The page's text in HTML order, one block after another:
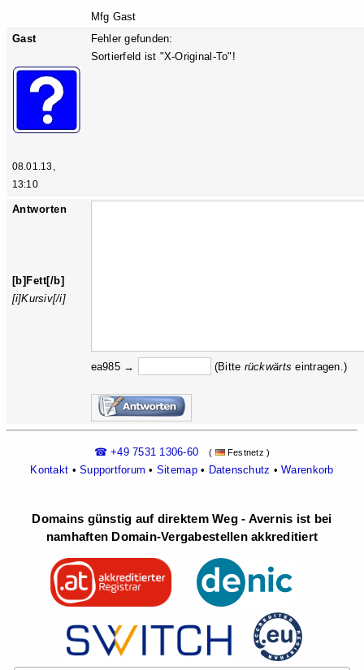
Mfg Gast
Gast
08.01.13,
13:10
Fehler gefunden:
Sortierfeld ist "X-Original-To"!
Antworten
[b]Fett[/b]
[i]Kursiv[/i]
ea985 → (Bitte rückwärts eintragen.)
☎ +49 7531 1306-60 ( Festnetz )
Kontakt •Supportforum • Sitemap• Datenschutz •Warenkorb
Domains günstig auf direktem Weg - Avernis ist bei
namhaften Domain-Vergabestellen akkreditiert